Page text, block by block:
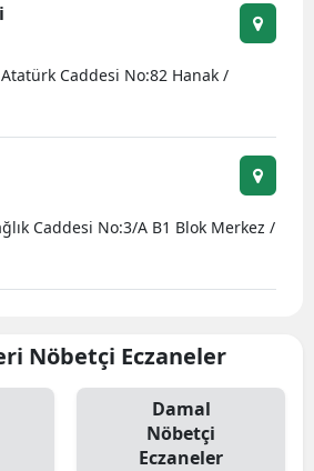
Caddesi No:82 Hanak /
Caddesi No:3/A B1 Blok Merkez /
Nöbetçi Eczaneler
Damal
Nöbetçi
Eczaneler